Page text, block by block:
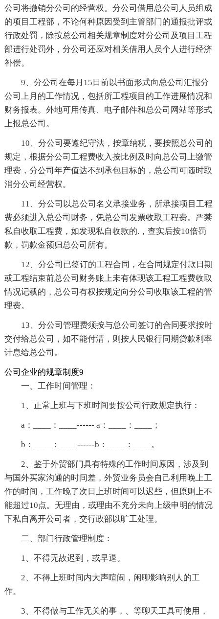
公司将撤销分公司的经营权。分公司借用总公司人员组成
的项目工程部，不论何种原因受到主管部门的通报批评或
行政处罚，除按总公司相关规章制度对分公司及项目工程
部进行处罚外，分公司还应对相关借用人员个人进行经济
补偿。
9、分公司在每月15日前以书面形式向总公司汇报分
公司上月的工作情况，包括所工程项目的工作进展情况和
财务报表。外地可用传真、电子邮件和总公司网站等形式
上报总公司。
10、分公司要遵纪守法，按章纳税，要按照总公司的
规定，根据分公司工程费收入按比例及时向总公司上缴管
理费，分公司年产值达不到承包目标的，总公司可随时取
消分公司经营权。
11、分公司以总公司名义承接业务，所承接项目工程
费必须进入总公司财务，凭总公司发票收取工程费。严禁
私自收取工程费，如发现私自收款的.，查实后按10倍罚
款，罚款金额归总公司所有。
12、分公司已签订的工程合同，在合同规定付款日期
或工程结束前总公司财务账上未有体现该工程工程费收取
情况记载的，总公司有权按规定向分公司收取该工程的管
理费。
13、分公司管理费须按与总公司签订的合同要求按时
交付给总公司，如不能付清，则按人民银行同期贷款利率
计息给总公司。
公司企业的规章制度9
一、工作时间管理：
1、正常上班与下班时间要按公司行政规定执行：
a：____：____------ a：____：____；
b：____：____------b：____：____。
2、鉴于外贸部门具有特殊的工作时间原因，涉及到
与国外买家沟通的时间差，外贸业务员会自己利用晚上工
作的时间，工作晚了次日上班时间可以迟些，但原则上不
能超过10点。无理由，或理由不充分未向上级申明的情况
下私自离开公司者，交行政部以旷工处理。
二、部门行政管理制度：
1、不得无故迟到，或早退。
2、不得上班时间内大声喧闹，闲聊影响别人的工
作。
3、不得做与工作无关的事，、等聊天工具可使用，